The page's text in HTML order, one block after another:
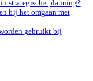
strategische planning?
bij het omgaan met
gebruikt bij